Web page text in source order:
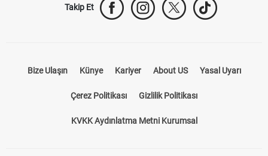
Takip Et
Bize Ulaşın Künye Kariyer About US Yasal Uyarı
Çerez Politikası Gizlilik Politikası
KVKK Aydınlatma Metni Kurumsal